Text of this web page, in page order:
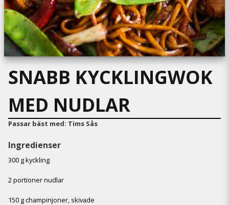
SNABB KYCKLINGWOK
MED NUDLAR
Passar bäst med: Tims Sås
Ingredienser
300 g kyckling
2 portioner nudlar
150 g champinjoner, skivade